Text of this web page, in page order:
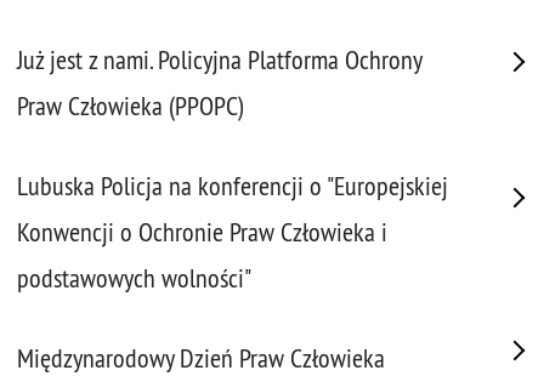
Już jest z nami. Policyjna Platforma Ochrony
Praw Człowieka (PPOPC)
Lubuska Policja na konferencji o "Europejskiej
Konwencji o Ochronie Praw Człowieka i
podstawowych wolności"
Międzynarodowy Dzień Praw Człowieka